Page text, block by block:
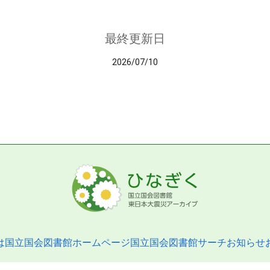
最終更新日
2026/07/10
国立国会図書館ホームページ国立国会図書館サーチお知らせ